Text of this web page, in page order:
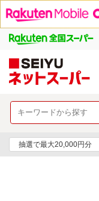
抽選で最大20,000円分